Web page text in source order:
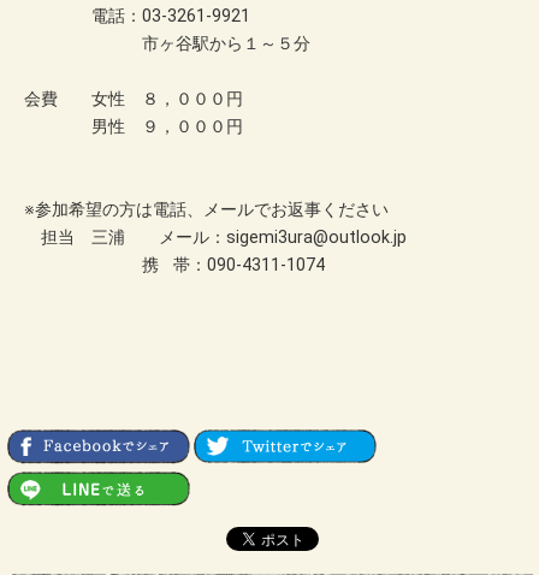
電話：03-3261-9921
市ヶ谷駅から１～５分
会費 女性 ８，０００円
男性 ９，０００円
※参加希望の方は電話、メールでお返事ください
担当 三浦 メール：sigemi3ura@outlook.jp
携 帯：090-4311-1074